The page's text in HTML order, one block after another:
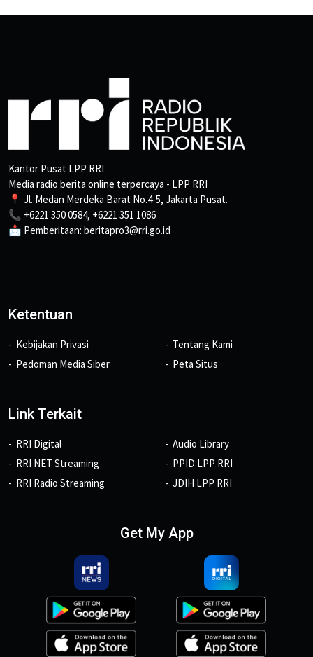
Kantor Pusat LPP RRI
Media radio berita online terpercaya - LPP RRI
📍 Jl. Medan Merdeka Barat No.4-5, Jakarta Pusat.
📞 +6221 350 0584, +6221 351 1086
📩 Pemberitaan: beritapro3@rri.go.id
Ketentuan
Kebijakan Privasi
Pedoman Media Siber
Tentang Kami
Peta Situs
Link Terkait
RRI Digital
RRI NET Streaming
RRI Radio Streaming
Audio Library
PPID LPP RRI
JDIH LPP RRI
Get My App